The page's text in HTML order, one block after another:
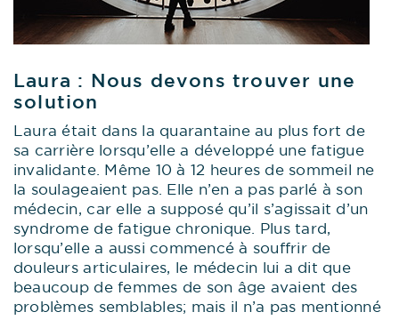
Laura : Nous devons trouver une
solution
Laura était dans la quarantaine au plus fort de
sa carrière lorsqu’elle a développé une fatigue
invalidante. Même 10 à 12 heures de sommeil ne
la soulageaient pas. Elle n’en a pas parlé à son
médecin, car elle a supposé qu’il s’agissait d’un
syndrome de fatigue chronique. Plus tard,
lorsqu’elle a aussi commencé à souffrir de
douleurs articulaires, le médecin lui a dit que
beaucoup de femmes de son âge avaient des
problèmes semblables; mais il n’a pas mentionné